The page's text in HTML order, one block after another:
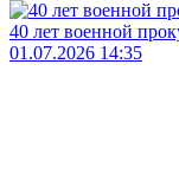
40 лет военной
01.07.2026 14:35